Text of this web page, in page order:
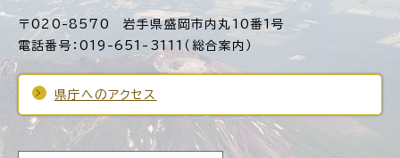
〒020-8570 岩手県盛岡市内丸10番1号
電話番号：019-651-3111（総合案内）
県庁へのアクセス